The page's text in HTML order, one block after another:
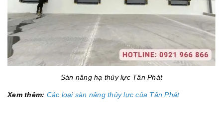
Sàn nâng hạ thủy lực Tân Phát
Xem thêm: Các loại sàn nâng thủy lực của Tân Phát